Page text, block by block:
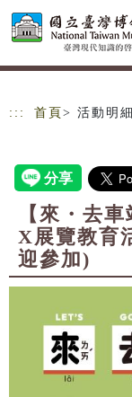
跳到主要內容
網站導覽
::: 首頁 > 活動明細
【來・去
X展覽教育
迎參加)